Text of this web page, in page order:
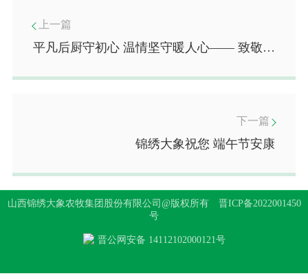
上一篇
平凡后厨守初心 温情坚守暖人心—— 致敬后勤厨师的敬业日常
下一篇
锦绣大象祝您 端午节安康
山西锦绣大象农牧集团股份有限公司@版权所有 晋ICP备2022001450
号
晋公网安备 14112102000121号